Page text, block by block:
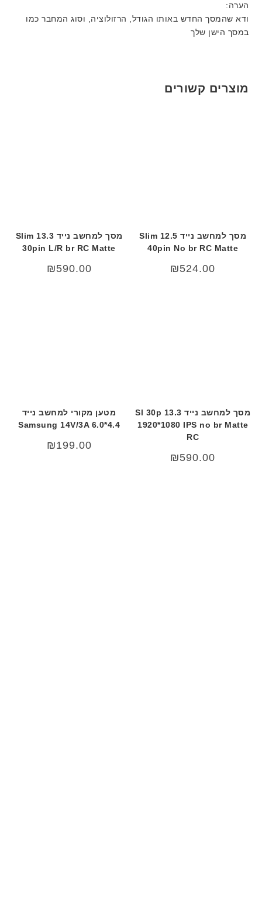
הערה:
ודא שהמסך החדש באותו הגודל, הרזולוציה, וסוג המחבר כמו
במסך הישן שלך
מוצרים קשורים
מסך למחשב נייד 12.5 Slim
40pin No br RC Matte
₪524.00
מסך למחשב נייד 13.3 Slim
30pin L/R br RC Matte
₪590.00
מסך למחשב נייד 13.3 Sl 30p
1920*1080 IPS no br Matte
RC
₪590.00
מטען מקורי למחשב נייד
Samsung 14V/3A 6.0*4.4
₪199.00